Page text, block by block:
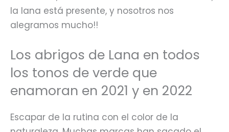
la lana está presente, y nosotros nos
alegramos mucho!!
Los abrigos de Lana en todos
los tonos de verde que
enamoran en 2021 y en 2022
Escapar de la rutina con el color de la